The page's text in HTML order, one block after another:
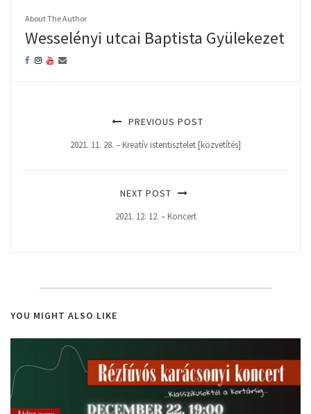
About The Author
Wesselényi utcai Baptista Gyülekezet
PREVIOUS POST
2021. 11. 28. – Kreatív istentisztelet [közvetítés]
NEXT POST
2021. 12. 12. – Koncert
YOU MIGHT ALSO LIKE